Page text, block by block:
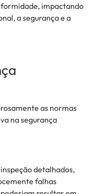
impactando
a segurança e a
as normas
na segurança
detalhados,
falhas